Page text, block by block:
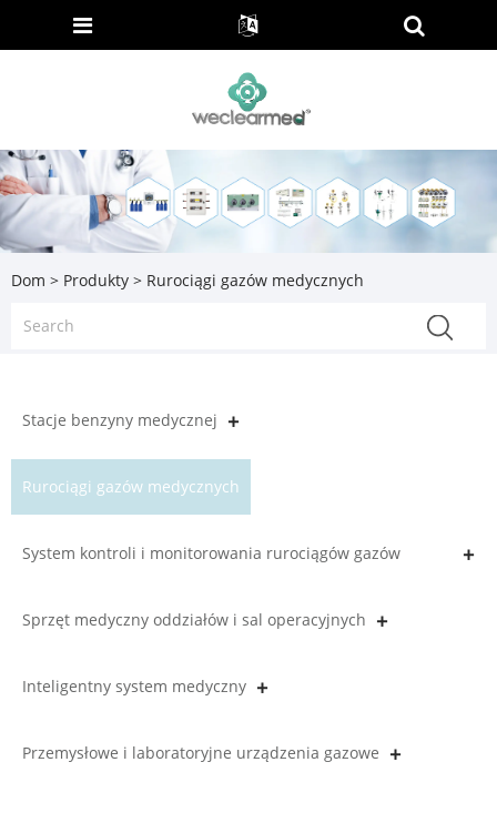
Dom > Produkty > Rurociągi gazów medycznych
Stacje benzyny medycznej
Rurociągi gazów medycznych
System kontroli i monitorowania rurociągów gazów
medycznych
Sprzęt medyczny oddziałów i sal operacyjnych
Inteligentny system medyczny
Przemysłowe i laboratoryjne urządzenia gazowe